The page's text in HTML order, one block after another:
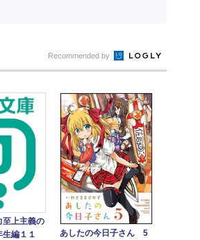
Recommended by
至上主義の
編１１
あしたの今日子さん 5